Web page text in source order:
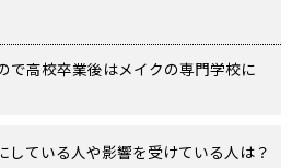
で高校卒業後はメイクの専門学校に
している人や影響を受けている人は？